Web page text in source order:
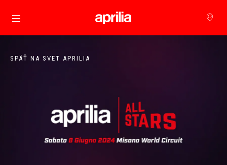
Prejsť na hlavný obsah
SPÄŤ NA SVET APRILIA